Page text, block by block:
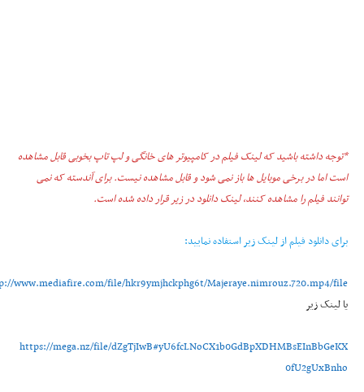
*توجه داشته باشید که لینک فیلم در کامپیوتر های خانگی و لپ تاپ بخوبی قابل مشاهده
است اما در برخی موبایل ها باز نمی شود و قابل مشاهده نیست. برای آندسته که نمی
توانند فیلم را مشاهده کنند، لینک دانلود در زیر قرار داده شده است.
برای دانلود فیلم از لینک زیر استفاده نمایید:
www.mediafire.com/file/hkr9ymjhckphg6t/Majeraye.nimrouz.720.mp4/file
یا لینک زیر
https://mega.nz/file/dZgTjIwB#yU6fcLNoCX1b0GdBpXDHMBsEInBbGeKX
0fU2gUxBnho